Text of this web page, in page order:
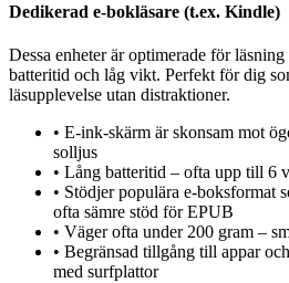
Dedikerad e-bokläsare (t.ex. Kindle)
Dessa enheter är optimerade för
batteritid och låg vikt. Perfekt för dig
läsupplevelse utan distraktioner.
• E-ink-skärm är skonsam mot
solljus
• Lång batteritid – ofta upp till 6
• Stödjer populära e-boksformat
ofta sämre stöd för EPUB
• Väger ofta under 200 gram –
• Begränsad tillgång till appar
med surfplattor